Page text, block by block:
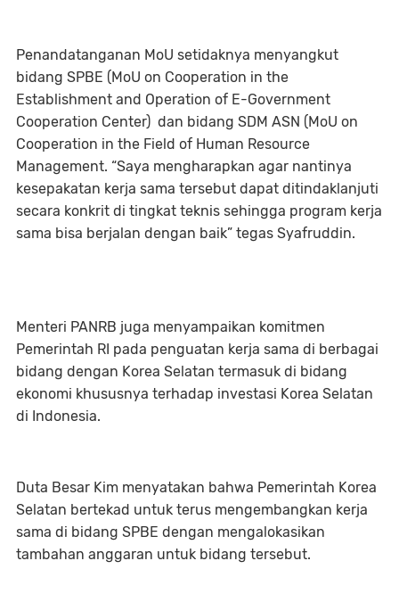
Penandatanganan MoU setidaknya menyangkut
bidang SPBE (MoU on Cooperation in the
Establishment and Operation of E-Government
Cooperation Center) dan bidang SDM ASN (MoU on
Cooperation in the Field of Human Resource
Management. “Saya mengharapkan agar nantinya
kesepakatan kerja sama tersebut dapat ditindaklanjuti
secara konkrit di tingkat teknis sehingga program kerja
sama bisa berjalan dengan baik” tegas Syafruddin.
Menteri PANRB juga menyampaikan komitmen
Pemerintah RI pada penguatan kerja sama di berbagai
bidang dengan Korea Selatan termasuk di bidang
ekonomi khususnya terhadap investasi Korea Selatan
di Indonesia.
Duta Besar Kim menyatakan bahwa Pemerintah Korea
Selatan bertekad untuk terus mengembangkan kerja
sama di bidang SPBE dengan mengalokasikan
tambahan anggaran untuk bidang tersebut.